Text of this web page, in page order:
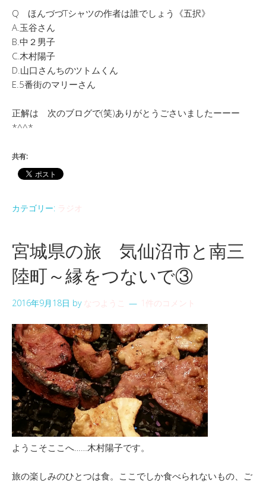
Q ほんづづTシャツの作者は誰でしょう《五択》
A.玉谷さん
B.中２男子
C.木村陽子
D.山口さんちのツトムくん
E.5番街のマリーさん
正解は 次のブログで(笑)ありがとうごさいましたーーー
*^^*
共有:
カテゴリー: ラジオ
宮城県の旅 気仙沼市と南三
陸町～縁をつないで③
2016年9月18日 by なつようこ 1件のコメント
ようこそここへ……木村陽子です。
旅の楽しみのひとつは食。ここでしか食べられないもの、ご